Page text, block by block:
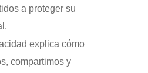
a proteger su
explica cómo
compartimos y